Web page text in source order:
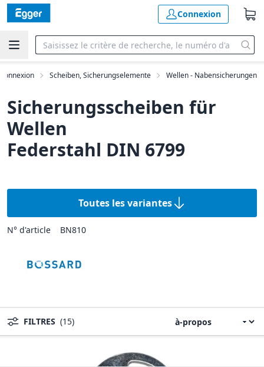
Connexion
Scheiben, Sicherungselemente Wellen - Nabensicherungen
Sicherungsscheiben für
Wellen
Federstahl DIN 6799
Toutes les variantes
N° d'article BN810
FILTRES (15)